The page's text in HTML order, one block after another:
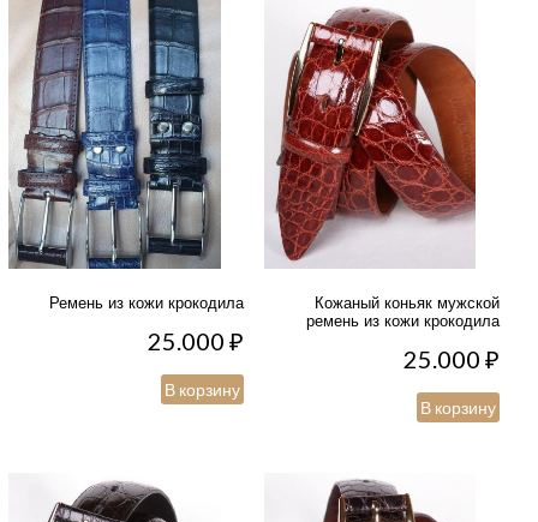
Ремень из кожи крокодила
25.000₽
В корзину
Кожаный коньяк мужской
ремень из кожи крокодила
25.000₽
В корзину